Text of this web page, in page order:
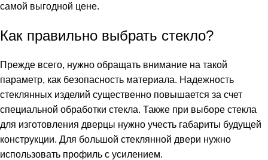
самой выгодной цене.
Как правильно выбрать стекло?
Прежде всего, нужно обращать внимание на такой
параметр, как безопасность материала. Надежность
стеклянных изделий существенно повышается за счет
специальной обработки стекла. Также при выборе стекла
для изготовления дверцы нужно учесть габариты будущей
конструкции. Для большой стеклянной двери нужно
использовать профиль с усилением.